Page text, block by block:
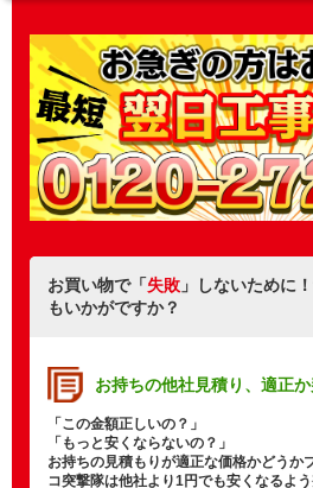
お買い物で「失敗 」しないために
もいかがですか？
お持ちの他社見積り、 適正か
「この金額正しいの？」
「もっと安くならないの？」
お持ちの見積もりが適正な価格かどうか
コ突撃隊は他社より1円でも安くなるよう